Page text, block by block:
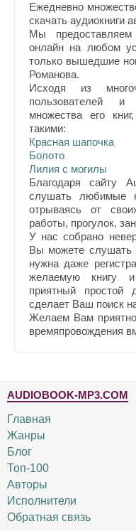
Ежедневно
скачать аудиокниги
Мы
онлайн на любом
только вышедшие
Романова.
Исходя из
пользователей
множества его
такими:
Красная шапочка
Болото
Лилия с могилы
Благодаря сайту
слушать любимые
отрываясь от
работы, прогулок,
У нас собрано
Вы можете слушать
нужна даже
желаемую книгу
приятный простой
сделает Ваш поиск
Желаем Вам
времяпровождения
AUDIOBOOK-MP3.COM
Главная
Жанры
Блог
Топ-100
Авторы
Исполнители
Обратная связь